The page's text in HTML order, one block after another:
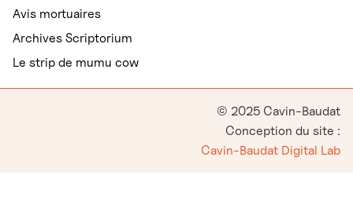
Avis mortuaires
Archives Scriptorium
Le strip de mumu cow
© 2025 Cavin-Baudat
Conception du site :
Cavin-Baudat Digital Lab